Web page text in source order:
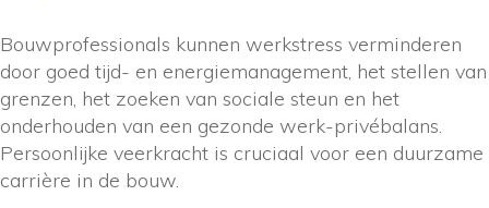
Bouwprofessionals kunnen werkstress verminderen
door goed tijd- en energiemanagement, het stellen van
grenzen, het zoeken van sociale steun en het
onderhouden van een gezonde werk-privébalans.
Persoonlijke veerkracht is cruciaal voor een duurzame
carrière in de bouw.